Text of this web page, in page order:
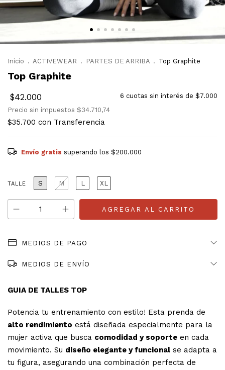
Inicio . ACTIVEWEAR . PARTES DE ARRIBA . Top Graphite
Top Graphite
$42.000 6 cuotas sin interés de $7.000
Precio sin impuestos $34.710,74
$35.700 con Transferencia
Envío gratis superando los $200.000
TALLE S M L XL
MEDIOS DE PAGO
MEDIOS DE ENVÍO
GUIA DE TALLES TOP
Potencia tu entrenamiento con estilo! Esta prenda de
alto rendimiento está diseñada especialmente para la
mujer activa que busca comodidad y soporte en cada
movimiento. Su diseño elegante y funcional se adapta a
tu figura, asegurando una combinación perfecta de